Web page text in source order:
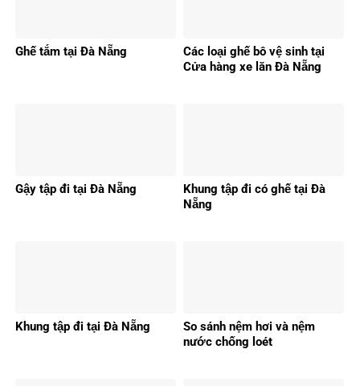
Ghế tắm tại Đà Nẵng
Các loại ghế bô vệ sinh tại
Cửa hàng xe lăn Đà Nẵng
Gậy tập đi tại Đà Nẵng
Khung tập đi có ghế tại Đà
Nẵng
Khung tập đi tại Đà Nẵng
So sánh nệm hơi và nệm
nước chống loét